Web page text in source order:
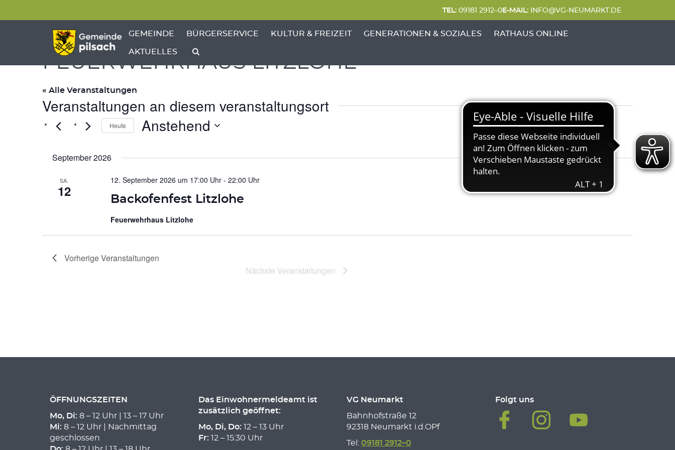
TEL:09181 2912–0E-MAIL:INFO@VG-NEUMARKT.DE
GEMEINDE
ZEIGE MENÜ-UNTERPUNKTE VON 'GEMEINDE'
BÜRGERSERVICE
ZEIGE MENÜ-UNTERPUNKTE VON 'BÜRGERSERVICE'
KULTUR & FREIZEIT GENERATIONEN & SOZIALES RATHAUS ONLINE
AKTUELLES
FEUERWEHRHAUS LITZLOHE
« Alle Veranstaltungen
Veranstaltungen an diesem veranstaltungsort
Heute Anstehend
September 2026
SA.
12 Backofenfest Litzlohe
12. September 2026 um 17:00 Uhr- 22:00 Uhr
Feuerwehrhaus Litzlohe
VorherigeVeranstaltungen
Nächste Veranstaltungen
ÖFFNUNGSZEITEN
Mo, Di: 8 – 12 Uhr | 13 – 17 Uhr
Mi: 8 – 12 Uhr | Nachmittag
geschlossen
Das Einwohnermeldeamt ist
zusätzlich geöffnet:
Mo, Di, Do: 12 – 13 Uhr
Fr: 12 – 15:30 Uhr
VG Neumarkt
Bahnhofstraße 12
92318 Neumarkt i.d.OPf
Tel: 09181 2912–0
Folgt uns